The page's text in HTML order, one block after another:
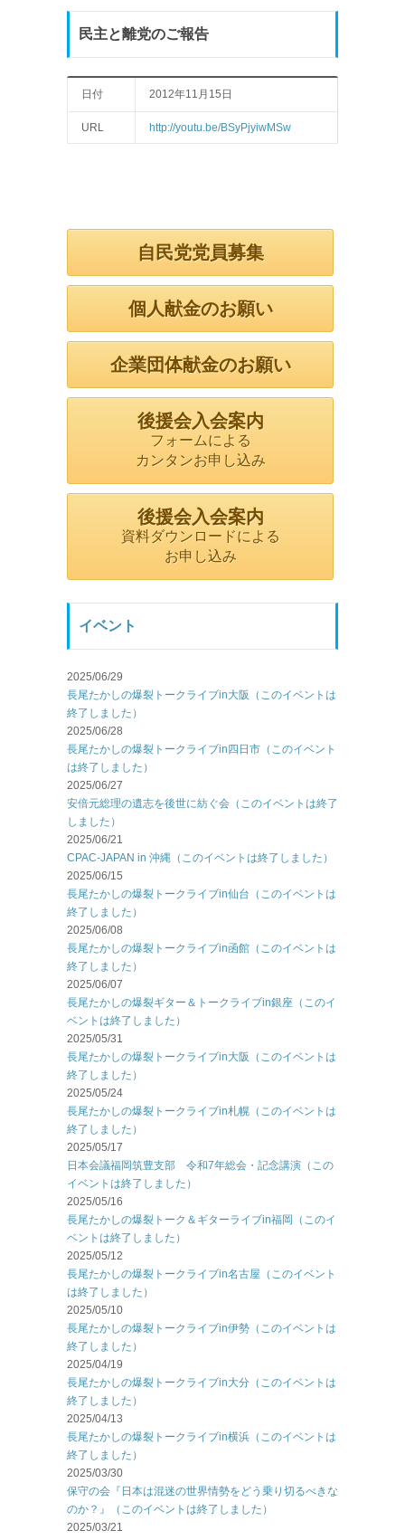
民主と離党のご報告
日付 2012年11月15日
URL http://youtu.be/BSyPjyiwMSw
自民党党員募集
個人献金のお願い
企業団体献金のお願い
後援会入会案内
フォームによる
カンタンお申し込み
後援会入会案内
資料ダウンロードによる
お申し込み
イベント
2025/06/29
長尾たかしの爆裂トークライブin大阪（このイベントは
終了しました）
2025/06/28
長尾たかしの爆裂トークライブin四日市（このイベント
は終了しました）
2025/06/27
安倍元総理の遺志を後世に紡ぐ会（このイベントは終了
しました）
2025/06/21
CPAC-JAPAN in 沖縄（このイベントは終了しました）
2025/06/15
長尾たかしの爆裂トークライブin仙台（このイベントは
終了しました）
2025/06/08
長尾たかしの爆裂トークライブin函館（このイベントは
終了しました）
2025/06/07
長尾たかしの爆裂ギター＆トークライブin銀座（このイ
ベントは終了しました）
2025/05/31
長尾たかしの爆裂トークライブin大阪（このイベントは
終了しました）
2025/05/24
長尾たかしの爆裂トークライブin札幌（このイベントは
終了しました）
2025/05/17
日本会議福岡筑豊支部 令和7年総会・記念講演（この
イベントは終了しました）
2025/05/16
長尾たかしの爆裂トーク＆ギターライブin福岡（このイ
ベントは終了しました）
2025/05/12
長尾たかしの爆裂トークライブin名古屋（このイベント
は終了しました）
2025/05/10
長尾たかしの爆裂トークライブin伊勢（このイベントは
終了しました）
2025/04/19
長尾たかしの爆裂トークライブin大分（このイベントは
終了しました）
2025/04/13
長尾たかしの爆裂トークライブin横浜（このイベントは
終了しました）
2025/03/30
保守の会『日本は混迷の世界情勢をどう乗り切るべきな
のか？』（このイベントは終了しました）
2025/03/21